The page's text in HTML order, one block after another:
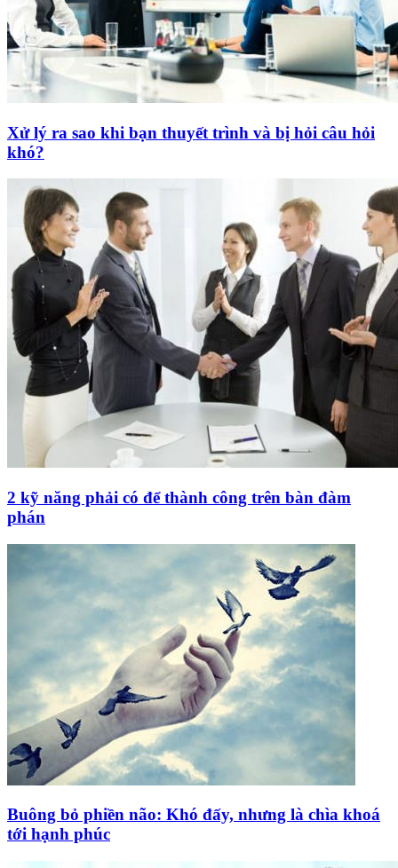
Xử lý ra sao khi bạn thuyết trình và bị hỏi câu hỏi
khó?
2 kỹ năng phải có để thành công trên bàn đàm
phán
Buông bỏ phiền não: Khó đấy, nhưng là chìa khoá
tới hạnh phúc